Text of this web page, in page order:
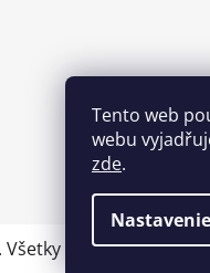
Tento web
webu
zde.
Nastavenie
. Všetky práva vyhradené.